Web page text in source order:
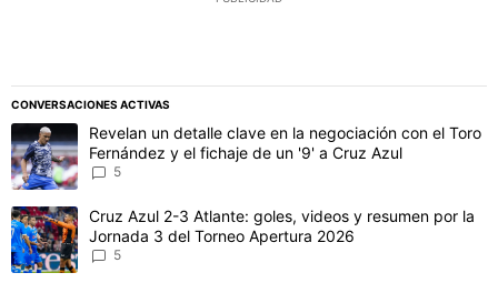
CONVERSACIONES ACTIVAS
Este listado muestra los artículos con más comentarios en los
Un artículo de tendencia con el título "Revelan un detalle clave
Revelan un detalle clave en la negociación con el Toro
Fernández y el fichaje de un '9' a Cruz Azul
5
Un artículo de tendencia con el título "Cruz Azul 2-3 Atlante:
Cruz Azul 2-3 Atlante: goles, videos y resumen por la
Jornada 3 del Torneo Apertura 2026
5